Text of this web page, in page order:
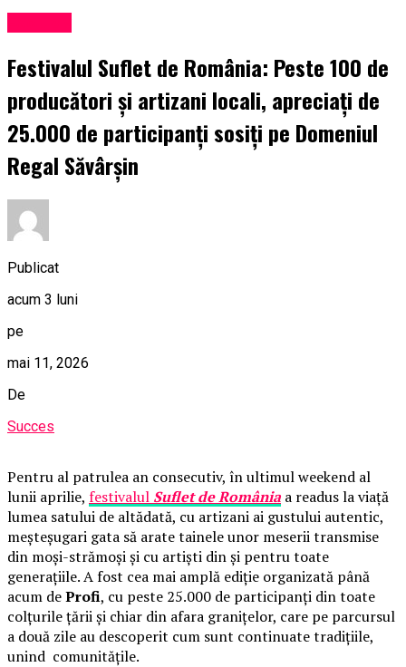
Festivalul Suflet de România: Peste 100 de
producători și artizani locali, apreciați de
25.000 de participanți sosiți pe Domeniul
Regal Săvârșin
Publicat
acum 3 luni
pe
mai 11, 2026
De
Succes
Pentru al patrulea an consecutiv, în ultimul weekend al
lunii aprilie, festivalul Suflet de România a readus la viață
lumea satului de altădată, cu artizani ai gustului autentic,
meșteșugari gata să arate tainele unor meserii transmise
din moși-strămoși și cu artiști din și pentru toate
generațiile. A fost cea mai amplă ediție organizată până
acum deProfi, cu peste 25.000 de participanți din toate
colțurile țării și chiar din afara granițelor, care pe parcursul
a două zile au descoperit cum sunt continuate tradițiile,
unind comunitățile.